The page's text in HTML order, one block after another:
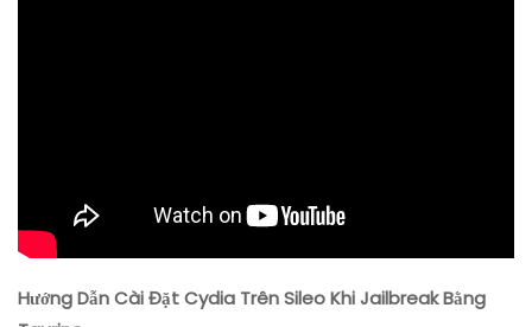
Hướng Dẫn Cài Đặt Cydia Trên Sileo Khi Jailbreak Bằng